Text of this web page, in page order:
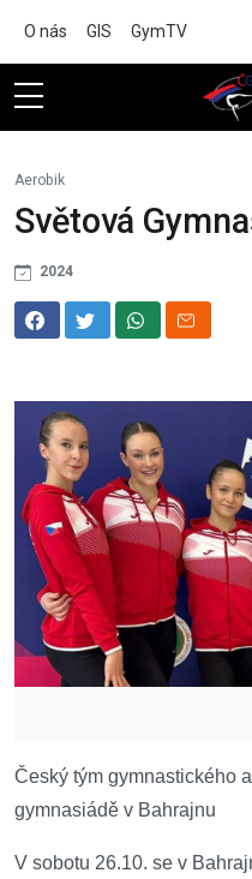
O nás GIS GymTV
Aerobik
Světová
2024
Český tým gymnastického
gymnasiádě v Bahrajnu
V sobotu 26.10. se v